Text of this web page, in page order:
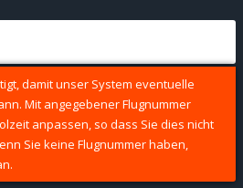
damit unser System eventuelle
Mit angegebener Flugnummer
anpassen, so dass Sie dies nicht
Sie keine Flugnummer haben,